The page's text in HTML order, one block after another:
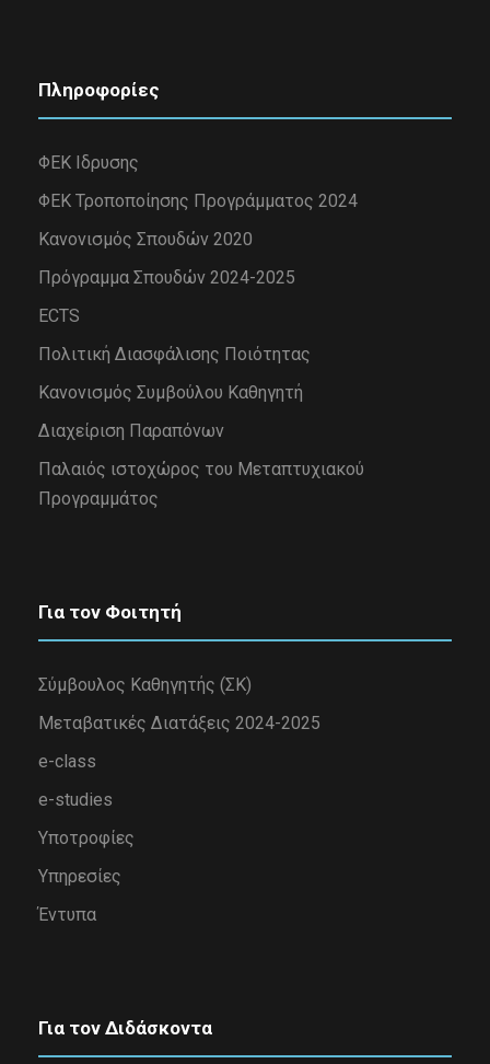
Πληροφορίες
ΦΕΚ Ιδρυσης
ΦΕΚ Τροποποίησης Προγράμματος 2024
Κανονισμός Σπουδών 2020
Πρόγραμμα Σπουδών 2024-2025
ECTS
Πολιτική Διασφάλισης Ποιότητας
Κανονισμός Συμβούλου Καθηγητή
Διαχείριση Παραπόνων
Παλαιός ιστοχώρος του Μεταπτυχιακού
Προγραμμάτος
Για τον Φοιτητή
Σύμβουλος Καθηγητής (ΣΚ)
Μεταβατικές Διατάξεις 2024-2025
e-class
e-studies
Υποτροφίες
Υπηρεσίες
Έντυπα
Για τον Διδάσκοντα